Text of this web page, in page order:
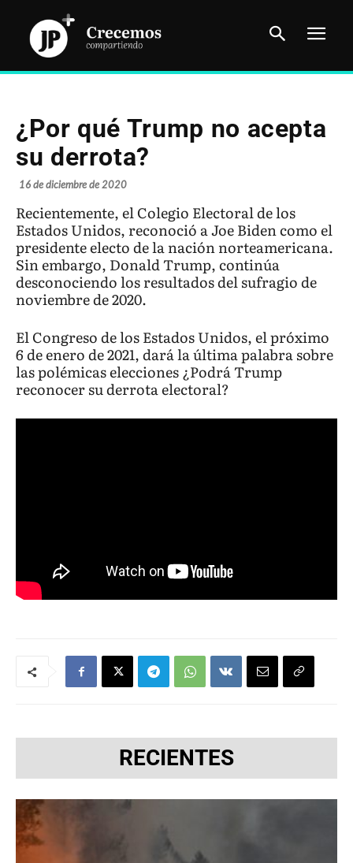
¿Por qué Trump no acepta
su derrota?
16 de diciembre de 2020
Recientemente, el Colegio Electoral de los
Estados Unidos, reconoció a Joe Biden como el
presidente electo de la nación norteamericana.
Sin embargo, Donald Trump, continúa
desconociendo los resultados del sufragio de
noviembre de 2020.
El Congreso de los Estados Unidos, el próximo
6 de enero de 2021, dará la última palabra sobre
las polémicas elecciones ¿Podrá Trump
reconocer su derrota electoral?
RECIENTES